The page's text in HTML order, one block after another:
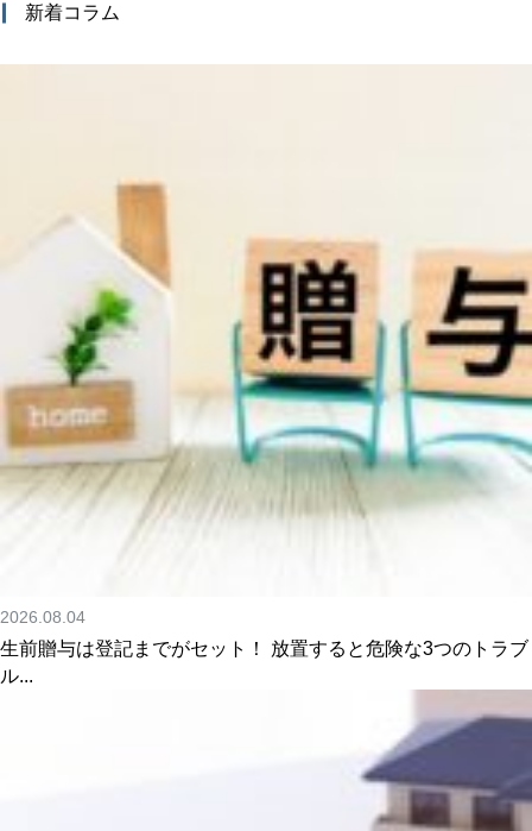
新着コラム
2026.08.04
生前贈与は登記までがセット！ 放置すると危険な3つのトラブ
ル...